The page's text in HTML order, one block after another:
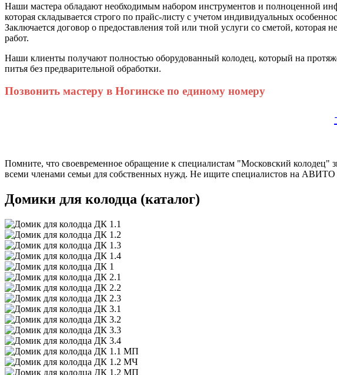
Наши мастера обладают необходимым набором инструментов и полноценной
которая складывается строго по прайс-листу с учетом индивидуальных
Заключается договор о предоставления той или тной услуги со сметой,
работ.
Наши клиенты получают полностью оборудованный колодец, который на
питья без предварительной обработки.
Позвонить мастеру в Ногинске по единому номеру
Помните, что своевременное обращение к специалистам "Московский колодец"
всеми членами семьи для собственных нужд. Не ищите специалистов на
Домики для колодца (каталог)